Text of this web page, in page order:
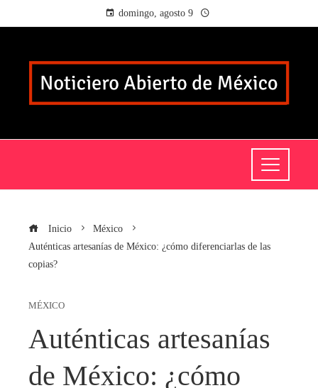
domingo, agosto 9
Inicio
México
Auténticas artesanías de México: ¿cómo diferenciarlas de las
copias?
MÉXICO
Auténticas artesanías
de México: ¿cómo